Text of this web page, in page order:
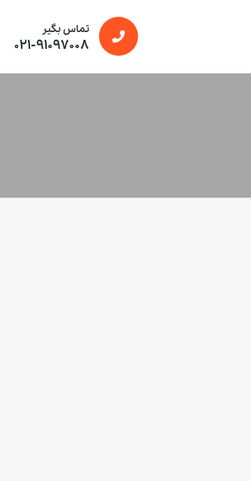
تماس بگیر
021-91097008